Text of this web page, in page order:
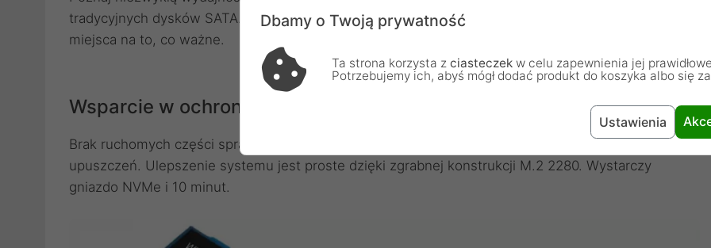
tradycyjnych dysków SATA. Dysk SSD WD Green SN350 NVMe o pojemności 1TB zapewnia więcej
miejsca na to, co ważne.
Wsparcie w ochronie danych i szybkie ulepszenie
Brak ruchomych części sprawia, że dyski SSD pomagają chronić dane przed skutkami uderzeń i
upuszczeń. Ulepszenie systemu jest proste dzięki zgrabnej konstrukcji M.2 2280. Wystarczy
gniazdo NVMe i 10 minut.
Dbamy o Twoją prywatność
Ta strona korzysta z ciasteczek w celu zapewnienia jej
Potrzebujemy ich, abyś mógł dodać produkt do koszyka albo się
Ustawienia